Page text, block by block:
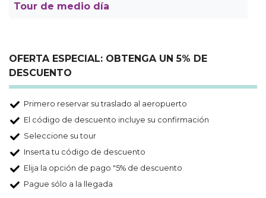
Tour de medio día
OFERTA ESPECIAL: OBTENGA UN 5% DE
DESCUENTO
Primero reservar su traslado al aeropuerto
El código de descuento incluye su confirmación
Seleccione su tour
Inserta tu código de descuento
Elija la opción de pago "5% de descuento
Pague sólo a la llegada